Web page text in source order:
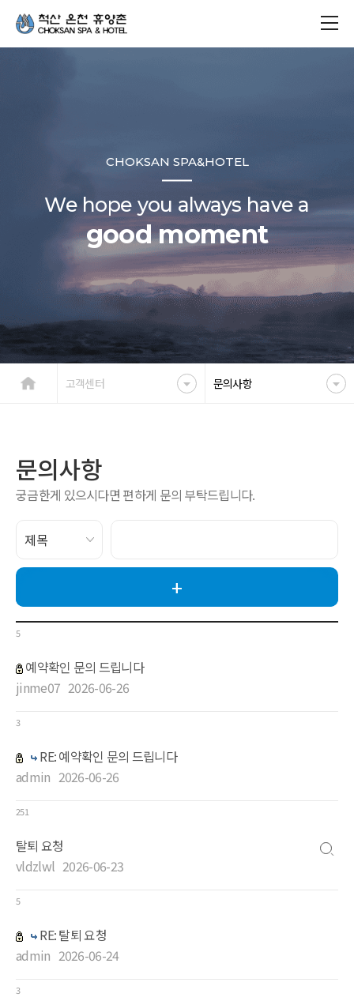
CHOKSAN SPA&HOTEL
We hope you always have a
good moment
고객센터 문의사항
문의사항
궁금한게 있으시다면 편하게 문의 부탁드립니다.
5
예약확인 문의 드립니다
jinme07 2026-06-26
3
RE: 예약확인 문의 드립니다
admin 2026-06-26
251
탈퇴 요청
vldzlwl 2026-06-23
5
RE: 탈퇴 요청
admin 2026-06-24
3